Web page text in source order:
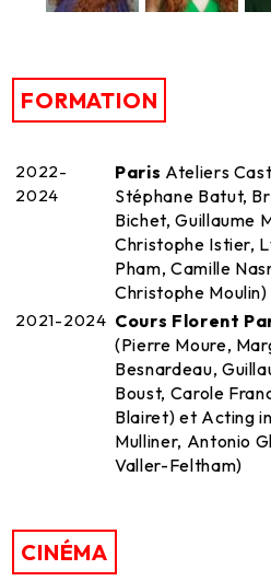
FORMATION
2022-
2024
Paris Ateliers
Stéphane Batut,
Bichet, Guillaume
Christophe Istier,
Pham, Camille
Christophe Moulin)
2021-2024 Cours Florent
(Pierre Moure,
Besnardeau,
Boust, Carole
Blairet) et Acting
Mulliner, Antonio
Valler-Feltham)
CINÉMA